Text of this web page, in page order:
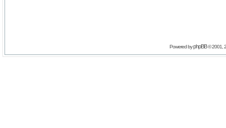
Powered byphpBB© 2001,